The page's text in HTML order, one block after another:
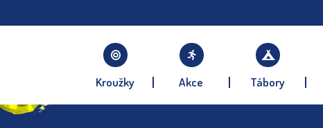
Kroužky Akce Tábory